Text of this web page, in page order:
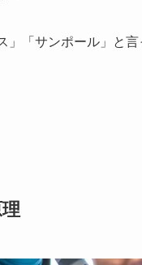
」「サンポール」と